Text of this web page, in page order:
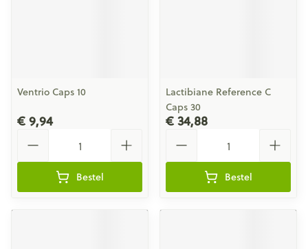
Ventrio Caps 10
€ 9,94
Bestel
Lactibiane Reference C
Caps 30
€ 34,88
Bestel